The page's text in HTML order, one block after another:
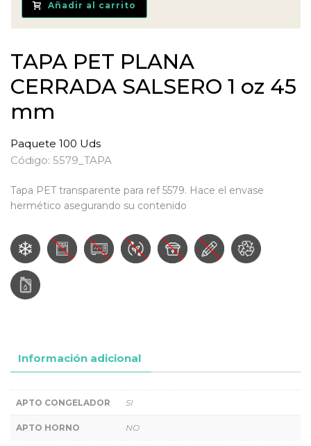
Añadir al carrito
TAPA PET PLANA
CERRADA SALSERO 1 oz 45
mm
Paquete 100 Uds
Código: 5579_TAPA
Tapa PET transparente para ref 5579. Hace el envase
hermético asegurando su contenido
Información adicional
APTO CONGELADOR SI
APTO HORNO NO